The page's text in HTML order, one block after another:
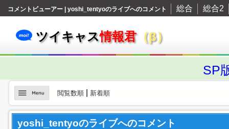
コメントビューアー | yoshi_tentyoのライブへのコメント 総合 総合2
ツイキャス情報君（β）
SP
閲覧数順| 新着順
yoshi_tentyoのライブへのコメント